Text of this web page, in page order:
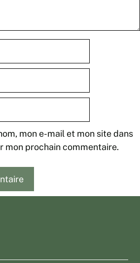
mon e-mail et mon site dans
mon prochain commentaire.